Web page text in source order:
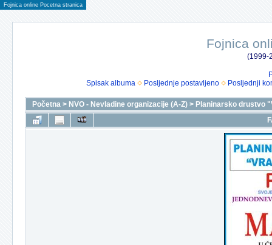
Fojnica online Pocetna stranica
Fojnica
(1999-
Spisak albuma
Posljednje postavljeno Posljednji
Početna > NVO - Nevladine organizacije (A-Z) > Planinarsko drustvo